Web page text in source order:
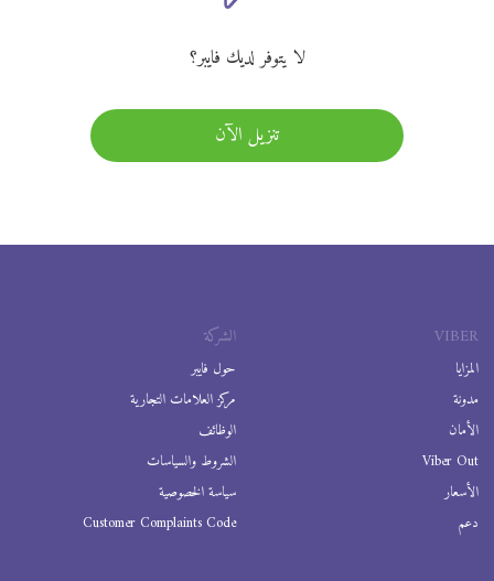
لا يتوفر لديك فايبر؟
تنزيل الآن
VIBER
المزايا
مدونة
الأمان
Viber Out
الأسعار
دعم
الشركة
حول فايبر
مركز العلامات التجارية
الوظائف
الشروط والسياسات
سياسة الخصوصية
Customer Complaints Code